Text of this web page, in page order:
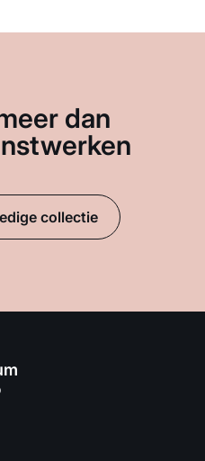
dan
collectie